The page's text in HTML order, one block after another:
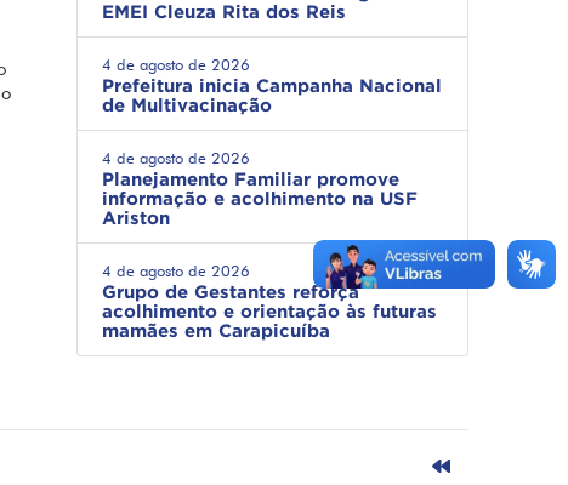
EMEI Cleuza Rita dos Reis
4 de agosto de 2026
Prefeitura inicia Campanha Nacional
de Multivacinação
4 de agosto de 2026
Planejamento Familiar promove
informação e acolhimento na USF
Ariston
4 de agosto de 2026
Grupo de Gestantes reforça
acolhimento e orientação às futuras
mamães em Carapicuíba